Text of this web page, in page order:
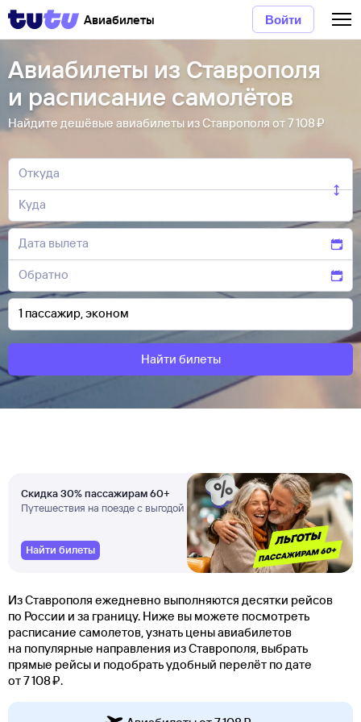
Авиабилеты Войти
Авиабилеты из Ставрополя
и расписание самолётов
Найдите дешёвые авиабилеты из Ставрополя от 7 ⁠108 ⁠₽
Найти билеты
Скидка 30% пассажирам 60+
Путешествия на поезде с выгодой
Найти билеты
Из Ставрополя ежедневно выполняются десятки рейсов
по России и за границу. Ниже вы можете посмотреть
расписание самолетов, узнать цены авиабилетов
на популярные направления из Ставрополя, выбрать
прямые рейсы и подобрать удобный перелёт по дате
от 7 ⁠108 ⁠₽.